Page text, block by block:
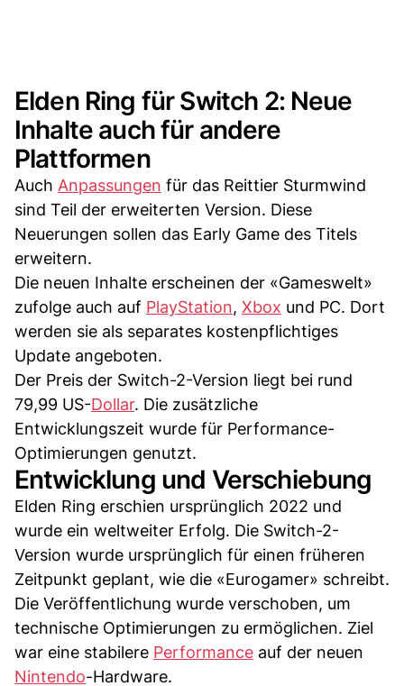
Elden Ring für Switch 2: Neue
Inhalte auch für andere
Plattformen
Auch Anpassungen für das Reittier Sturmwind
sind Teil der erweiterten Version. Diese
Neuerungen sollen das Early Game des Titels
erweitern.
Die neuen Inhalte erscheinen der «Gameswelt»
zufolge auch auf PlayStation, Xbox und PC. Dort
werden sie als separates kostenpflichtiges
Update angeboten.
Der Preis der Switch-2-Version liegt bei rund
79,99 US-Dollar. Die zusätzliche
Entwicklungszeit wurde für Performance-
Optimierungen genutzt.
Entwicklung und Verschiebung
Elden Ring erschien ursprünglich 2022 und
wurde ein weltweiter Erfolg. Die Switch-2-
Version wurde ursprünglich für einen früheren
Zeitpunkt geplant, wie die «Eurogamer» schreibt.
Die Veröffentlichung wurde verschoben, um
technische Optimierungen zu ermöglichen. Ziel
war eine stabilere Performance auf der neuen
Nintendo-Hardware.